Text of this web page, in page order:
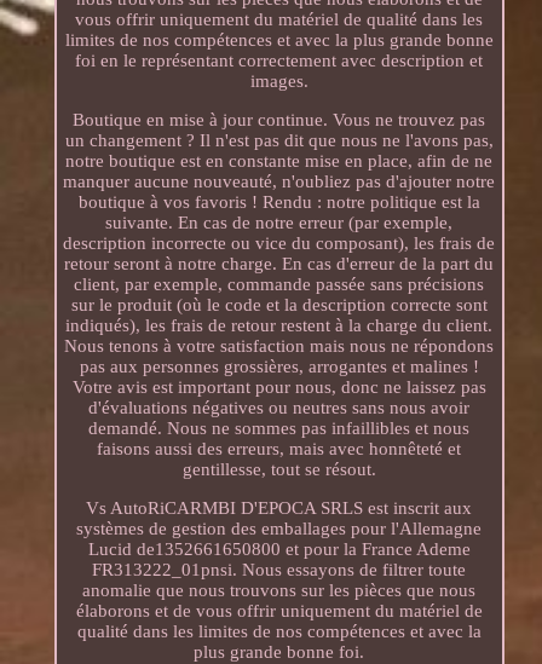
vous offrir uniquement du matériel de qualité dans les
limites de nos compétences et avec la plus grande bonne
foi en le représentant correctement avec description et
images.
Boutique en mise à jour continue. Vous ne trouvez pas
un changement ? Il n'est pas dit que nous ne l'avons pas,
notre boutique est en constante mise en place, afin de ne
manquer aucune nouveauté, n'oubliez pas d'ajouter notre
boutique à vos favoris ! Rendu : notre politique est la
suivante. En cas de notre erreur (par exemple,
description incorrecte ou vice du composant), les frais de
retour seront à notre charge. En cas d'erreur de la part du
client, par exemple, commande passée sans précisions
sur le produit (où le code et la description correcte sont
indiqués), les frais de retour restent à la charge du client.
Nous tenons à votre satisfaction mais nous ne répondons
pas aux personnes grossières, arrogantes et malines !
Votre avis est important pour nous, donc ne laissez pas
d'évaluations négatives ou neutres sans nous avoir
demandé. Nous ne sommes pas infaillibles et nous
faisons aussi des erreurs, mais avec honnêteté et
gentillesse, tout se résout.
Vs AutoRiCARMBI D'EPOCA SRLS est inscrit aux
systèmes de gestion des emballages pour l'Allemagne
Lucid de1352661650800 et pour la France Ademe
FR313222_01pnsi. Nous essayons de filtrer toute
anomalie que nous trouvons sur les pièces que nous
élaborons et de vous offrir uniquement du matériel de
qualité dans les limites de nos compétences et avec la
plus grande bonne foi.